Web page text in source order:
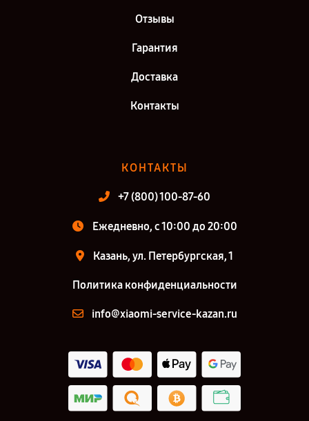
Отзывы
Гарантия
Доставка
Контакты
КОНТАКТЫ
+7 (800) 100-87-60
Ежедневно, с 10:00 до 20:00
Казань, ул. Петербургская, 1
Политика конфиденциальности
info@xiaomi-service-kazan.ru